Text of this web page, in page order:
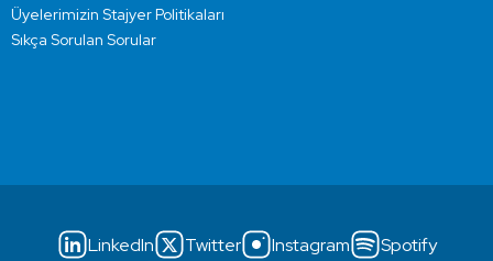
Üyelerimizin Stajyer Politikaları
Sıkça Sorulan Sorular
LinkedIn Twitter Instagram
Spotify